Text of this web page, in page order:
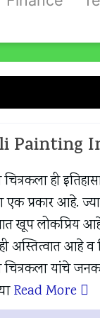
चित्रकला ही
प्रकार आहे.
खूप लोकप्रिय
अस्तित्वात आहे व
चित्रकला यांचे
Read More